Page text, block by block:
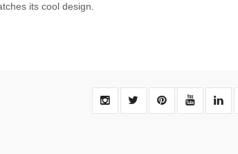
its cool design.